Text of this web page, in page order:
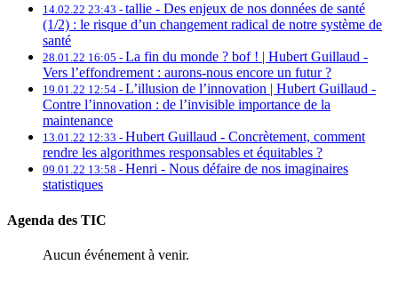
14.02.22 23:43 - tallie - Des enjeux de nos données de santé
(1/2) : le risque d’un changement radical de notre système de
santé
28.01.22 16:05 - La fin du monde ? bof ! | Hubert Guillaud -
Vers l’effondrement : aurons-nous encore un futur ?
19.01.22 12:54 - L’illusion de l’innovation | Hubert Guillaud -
Contre l’innovation : de l’invisible importance de la
maintenance
13.01.22 12:33 - Hubert Guillaud - Concrètement, comment
rendre les algorithmes responsables et équitables ?
09.01.22 13:58 - Henri - Nous défaire de nos imaginaires
statistiques
Agenda des TIC
Aucun événement à venir.